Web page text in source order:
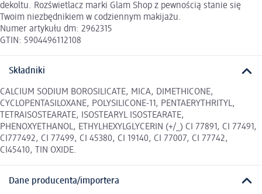
dekoltu. Rozświetlacz marki Glam Shop z pewnością stanie się
Twoim niezbędnikiem w codziennym makijażu.
Numer artykułu dm: 2962315
GTIN: 5904496112108
Składniki
CALCIUM SODIUM BOROSILICATE, MICA, DIMETHICONE,
CYCLOPENTASILOXANE, POLYSILICONE-11, PENTAERYTHRITYL,
TETRAISOSTEARATE, ISOSTEARYL ISOSTEARATE,
PHENOXYETHANOL, ETHYLHEXYLGLYCERIN (+/_) CI 77891, CI 77491,
CI777492, CI 77499, CI 45380, CI 19140, CI 77007, CI 77742,
CI45410, TIN OXIDE.
Dane producenta/importera